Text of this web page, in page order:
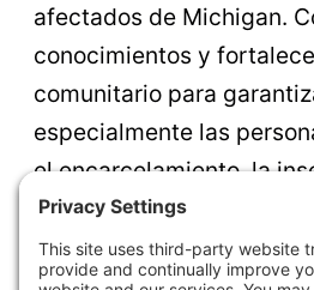
afectados de Michigan.
conocimientos y
comunitario para
especialmente las
el encarcelamiento, la
habitacional, la pobreza y
sistémica, puedan